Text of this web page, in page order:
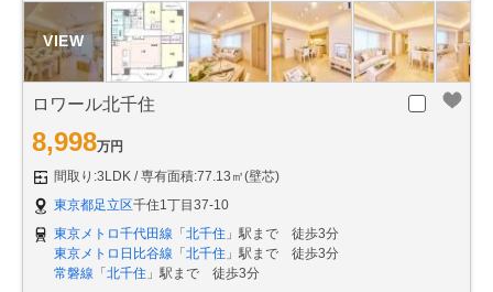
ロワール北千住
8,998万円
間取り:3LDK
専有面積:77.13㎡(壁芯)
東京都足立区千住1丁目37-10
東京メトロ千代田線 「北千住 」駅まで 徒歩3分
東京メトロ日比谷線 「北千住 」駅まで 徒歩3分
常磐線 「北千住 」駅まで 徒歩3分